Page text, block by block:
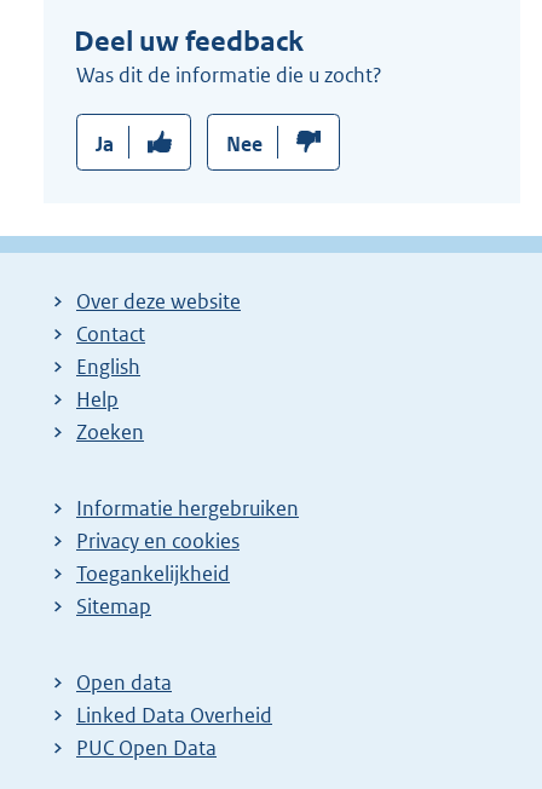
Deel uw feedback
Was dit de informatie die u zocht?
Ja Nee
Over deze website
Contact
English
Help
Zoeken
Informatie hergebruiken
Privacy en cookies
Toegankelijkheid
Sitemap
Open data
Linked Data Overheid
PUC Open Data